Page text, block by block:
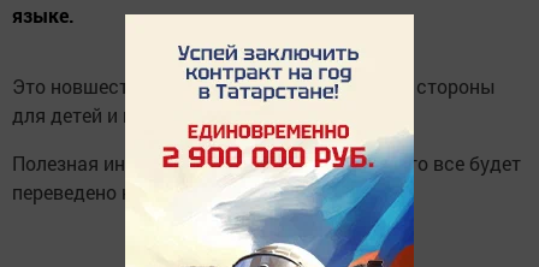
языке.
Это новшество отразится с положительной стороны
для детей и взрослого населения.
Полезная информация и многое другое — это все будет
переведено на татарский язык.